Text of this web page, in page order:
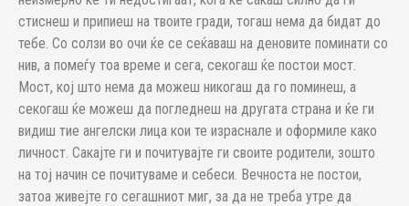
стиснеш и припиеш на твоите гради, тогаш нема да бидат до
тебе. Со солзи во очи ќе се сеќаваш на деновите поминати со
нив, а помеѓу тоа време и сега, секогаш ќе постои мост.
Мост, кој што нема да можеш никогаш да го поминеш, а
секогаш ќе можеш да погледнеш на другата страна и ќе ги
видиш тие ангелски лица кои те израснале и оформиле како
личност. Сакајте ги и почитувајте ги своите родители, зошто
на тој начин се почитуваме и себеси. Вечноста не постои,
затоа живејте го сегашниот миг, за да не треба утре да